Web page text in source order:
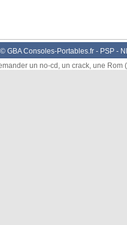
GBA Consoles-Portables.fr - PSP-
un no-cd, un crack, une